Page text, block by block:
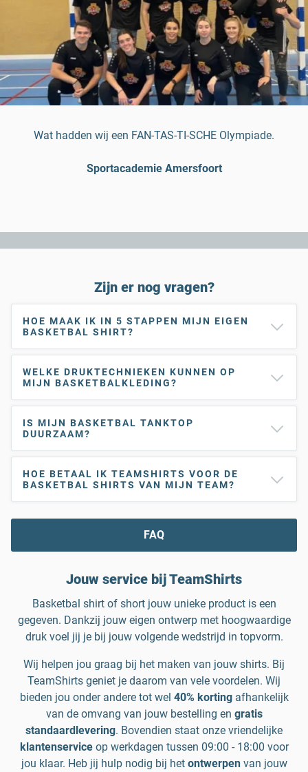
Wat hadden wij een FAN-TAS-TI-SCHE Olympiade.
Sportacademie Amersfoort
Zijn er nog vragen?
HOE MAAK IK IN 5 STAPPEN MIJN EIGEN
BASKETBAL SHIRT?
WELKE DRUKTECHNIEKEN KUNNEN OP
MIJN BASKETBALKLEDING?
IS MIJN BASKETBAL TANKTOP
DUURZAAM?
HOE BETAAL IK TEAMSHIRTS VOOR DE
BASKETBAL SHIRTS VAN MIJN TEAM?
FAQ
Jouw service bij TeamShirts
Basketbal shirt of short jouw unieke product is een
gegeven. Dankzij jouw eigen ontwerp met hoogwaardige
druk voel jij je bij jouw volgende wedstrijd in topvorm.
Wij helpen jou graag bij het maken van jouw shirts. Bij
TeamShirts geniet je daarom van vele voordelen. Wij
bieden jou onder andere tot wel 40% kortingafhankelijk
van de omvang van jouw bestelling en gratis
standaardlevering. Bovendien staat onze vriendelijke
klantenserviceop werkdagen tussen 09:00 - 18:00 voor
jou klaar. Heb jij hulp nodig bij het ontwerpenvan jouw